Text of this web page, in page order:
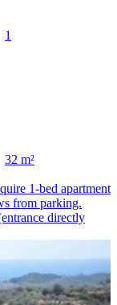
1
32 m²
1-bed apartment
from parking.
directly